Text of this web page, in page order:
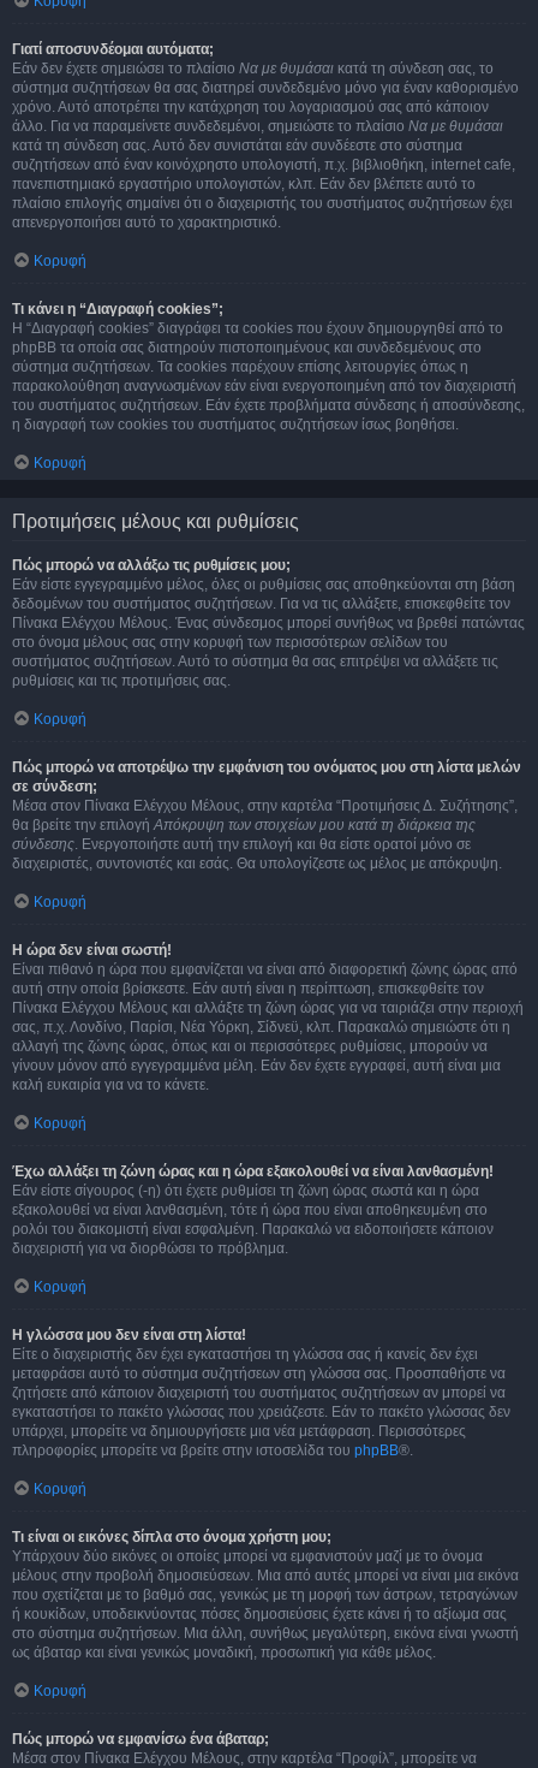
Γιατί αποσυνδέομαι αυτόματα;
Εάν δεν έχετε σημειώσει το πλαίσιο Να με θυμάσαι κατά τη σύνδεση σας, το
σύστημα συζητήσεων θα σας διατηρεί συνδεδεμένο μόνο για έναν καθορισμένο
χρόνο. Αυτό αποτρέπει την κατάχρηση του λογαριασμού σας από κάποιον
άλλο. Για να παραμείνετε συνδεδεμένοι, σημειώστε το πλαίσιο Να με θυμάσαι
κατά τη σύνδεση σας. Αυτό δεν συνιστάται εάν συνδέεστε στο σύστημα
συζητήσεων από έναν κοινόχρηστο υπολογιστή, π.χ. βιβλιοθήκη, internet cafe,
πανεπιστημιακό εργαστήριο υπολογιστών, κλπ. Εάν δεν βλέπετε αυτό το
πλαίσιο επιλογής σημαίνει ότι ο διαχειριστής του συστήματος συζητήσεων έχει
απενεργοποιήσει αυτό το χαρακτηριστικό.
Κορυφή
Τι κάνει η “Διαγραφή cookies”;
Η “Διαγραφή cookies” διαγράφει τα cookies που έχουν δημιουργηθεί από το
phpBB τα οποία σας διατηρούν πιστοποιημένους και συνδεδεμένους στο
σύστημα συζητήσεων. Τα cookies παρέχουν επίσης λειτουργίες όπως η
παρακολούθηση αναγνωσμένων εάν είναι ενεργοποιημένη από τον διαχειριστή
του συστήματος συζητήσεων. Εάν έχετε προβλήματα σύνδεσης ή αποσύνδεσης,
η διαγραφή των cookies του συστήματος συζητήσεων ίσως βοηθήσει.
Κορυφή
Προτιμήσεις μέλους και ρυθμίσεις
Πώς μπορώ να αλλάξω τις ρυθμίσεις μου;
Εάν είστε εγγεγραμμένο μέλος, όλες οι ρυθμίσεις σας αποθηκεύονται στη βάση
δεδομένων του συστήματος συζητήσεων. Για να τις αλλάξετε, επισκεφθείτε τον
Πίνακα Ελέγχου Μέλους. Ένας σύνδεσμος μπορεί συνήθως να βρεθεί πατώντας
στο όνομα μέλους σας στην κορυφή των περισσότερων σελίδων του
συστήματος συζητήσεων. Αυτό το σύστημα θα σας επιτρέψει να αλλάξετε τις
ρυθμίσεις και τις προτιμήσεις σας.
Κορυφή
Πώς μπορώ να αποτρέψω την εμφάνιση του ονόματος μου στη λίστα μελών
σε σύνδεση;
Μέσα στον Πίνακα Ελέγχου Μέλους, στην καρτέλα “Προτιμήσεις Δ. Συζήτησης”,
θα βρείτε την επιλογήΑπόκρυψη των στοιχείων μου κατά τη διάρκεια της
σύνδεσης. Ενεργοποιήστε αυτή την επιλογή και θα είστε ορατοί μόνο σε
διαχειριστές, συντονιστές και εσάς. Θα υπολογίζεστε ως μέλος με απόκρυψη.
Κορυφή
Η ώρα δεν είναι σωστή!
Είναι πιθανό η ώρα που εμφανίζεται να είναι από διαφορετική ζώνης ώρας από
αυτή στην οποία βρίσκεστε. Εάν αυτή είναι η περίπτωση, επισκεφθείτε τον
Πίνακα Ελέγχου Μέλους και αλλάξτε τη ζώνη ώρας για να ταιριάζει στην περιοχή
σας, π.χ. Λονδίνο, Παρίσι, Νέα Υόρκη, Σίδνεϋ, κλπ. Παρακαλώ σημειώστε ότι η
αλλαγή της ζώνης ώρας, όπως και οι περισσότερες ρυθμίσεις, μπορούν να
γίνουν μόνον από εγγεγραμμένα μέλη. Εάν δεν έχετε εγγραφεί, αυτή είναι μια
καλή ευκαιρία για να το κάνετε.
Κορυφή
Έχω αλλάξει τη ζώνη ώρας και η ώρα εξακολουθεί να είναι λανθασμένη!
Εάν είστε σίγουρος (-η) ότι έχετε ρυθμίσει τη ζώνη ώρας σωστά και η ώρα
εξακολουθεί να είναι λανθασμένη, τότε ή ώρα που είναι αποθηκευμένη στο
ρολόι του διακομιστή είναι εσφαλμένη. Παρακαλώ να ειδοποιήσετε κάποιον
διαχειριστή για να διορθώσει το πρόβλημα.
Κορυφή
Η γλώσσα μου δεν είναι στη λίστα!
Είτε ο διαχειριστής δεν έχει εγκαταστήσει τη γλώσσα σας ή κανείς δεν έχει
μεταφράσει αυτό το σύστημα συζητήσεων στη γλώσσα σας. Προσπαθήστε να
ζητήσετε από κάποιον διαχειριστή του συστήματος συζητήσεων αν μπορεί να
εγκαταστήσει το πακέτο γλώσσας που χρειάζεστε. Εάν το πακέτο γλώσσας δεν
υπάρχει, μπορείτε να δημιουργήσετε μια νέα μετάφραση. Περισσότερες
πληροφορίες μπορείτε να βρείτε στην ιστοσελίδα του phpBB®.
Κορυφή
Τι είναι οι εικόνες δίπλα στο όνομα χρήστη μου;
Υπάρχουν δύο εικόνες οι οποίες μπορεί να εμφανιστούν μαζί με το όνομα
μέλους στην προβολή δημοσιεύσεων. Μια από αυτές μπορεί να είναι μια εικόνα
που σχετίζεται με το βαθμό σας, γενικώς με τη μορφή των άστρων, τετραγώνων
ή κουκίδων, υποδεικνύοντας πόσες δημοσιεύσεις έχετε κάνει ή το αξίωμα σας
στο σύστημα συζητήσεων. Μια άλλη, συνήθως μεγαλύτερη, εικόνα είναι γνωστή
ως άβαταρ και είναι γενικώς μοναδική, προσωπική για κάθε μέλος.
Κορυφή
Πώς μπορώ να εμφανίσω ένα άβαταρ;
Μέσα στον Πίνακα Ελέγχου Μέλους, στην καρτέλα “Προφίλ”, μπορείτε να